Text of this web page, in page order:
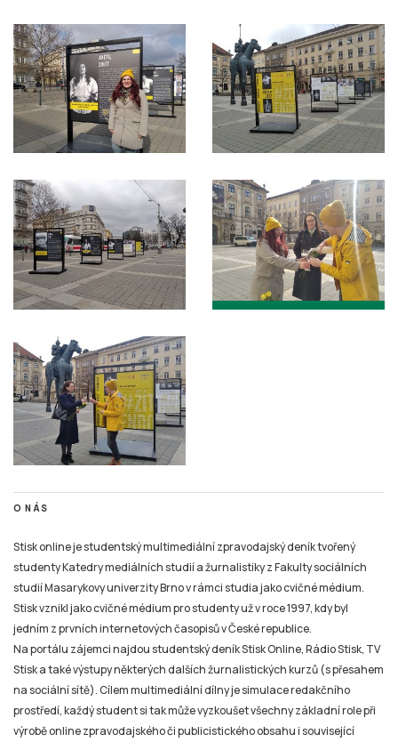
O NÁS
Stisk online je studentský multimediální zpravodajský deník tvořený
studenty Katedry mediálních studií a žurnalistiky z Fakulty sociálních
studií Masarykovy univerzity Brno v rámci studia jako cvičné médium.
Stisk vznikl jako cvičné médium pro studenty už v roce 1997, kdy byl
jedním z prvních internetových časopisů v České republice.
Na portálu zájemci najdou studentský deník Stisk Online, Rádio Stisk, TV
Stisk a také výstupy některých dalších žurnalistických kurzů (s přesahem
na sociální sítě). Cílem multimediální dílny je simulace redakčního
prostředí, každý student si tak může vyzkoušet všechny základní role při
výrobě online zpravodajského či publicistického obsahu i související